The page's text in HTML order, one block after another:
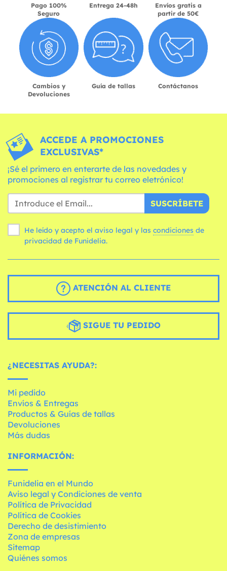
Pago 100%
Seguro
Entrega 24-48h
Envíos gratis a
partir de 50€
Cambios y
Devoluciones
Guía de tallas Contáctanos
ACCEDE A PROMOCIONES
EXCLUSIVAS*
¡Sé el primero en enterarte de las novedades y
promociones al registrar tu correo eletrónico!
SUSCRÍBETE
He leído y acepto el aviso legal y las condiciones
privacidad de Funidelia.
ATENCIÓN AL CLIENTE
SIGUE TU PEDIDO
¿NECESITAS AYUDA?:
Mi pedido
Envíos & Entregas
Productos & Guías de tallas
Devoluciones
Más dudas
INFORMACIÓN:
Funidelia en el Mundo
Aviso legal y Condiciones de venta
Política de Privacidad
Política de Cookies
Derecho de desistimiento
Zona de empresas
Sitemap
Quiénes somos